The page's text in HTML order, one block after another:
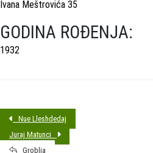
Ivana Meštrovića 35
GODINA ROĐENJA:
1932
Nue Lleshdedaj
Juraj Matunci
Groblja